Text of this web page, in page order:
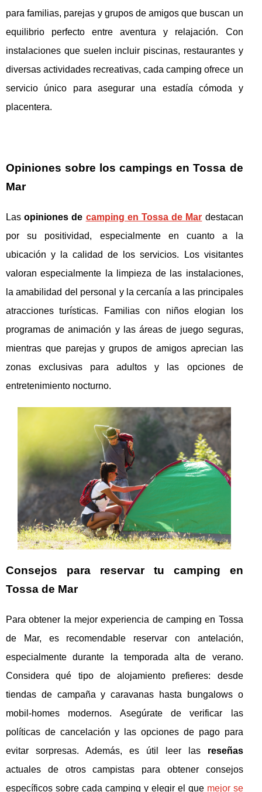
para familias, parejas y grupos de amigos que buscan un
equilibrio perfecto entre aventura y relajación. Con
instalaciones que suelen incluir piscinas, restaurantes y
diversas actividades recreativas, cada camping ofrece un
servicio único para asegurar una estadía cómoda y
placentera.
Opiniones sobre los campings en Tossa de
Mar
Lasopiniones de camping en Tossa de Mar destacan
por su positividad, especialmente en cuanto a la
ubicación y la calidad de los servicios. Los visitantes
valoran especialmente la limpieza de las instalaciones,
la amabilidad del personal y la cercanía a las principales
atracciones turísticas. Familias con niños elogian los
programas de animación y las áreas de juego seguras,
mientras que parejas y grupos de amigos aprecian las
zonas exclusivas para adultos y las opciones de
entretenimiento nocturno.
Consejos para reservar tu camping en
Tossa de Mar
Para obtener la mejor experiencia de camping en Tossa
de Mar, es recomendable reservar con antelación,
especialmente durante la temporada alta de verano.
Considera qué tipo de alojamiento prefieres: desde
tiendas de campaña y caravanas hasta bungalows o
mobil-homes modernos. Asegúrate de verificar las
políticas de cancelación y las opciones de pago para
evitar sorpresas. Además, es útil leer las reseñas
actuales de otros campistas para obtener consejos
específicos sobre cada camping y elegir el que mejor se